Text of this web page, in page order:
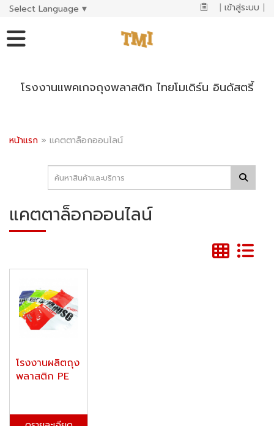
Select Language ▼ | เข้าสู่ระบบ |
โรงงานแพคเกจถุงพลาสติก ไทยโมเดิร์น อินดัสตรี้
หน้าแรก » แคตตาล็อกออนไลน์
แคตตาล็อกออนไลน์
โรงงานผลิตถุง
พลาสติก PE